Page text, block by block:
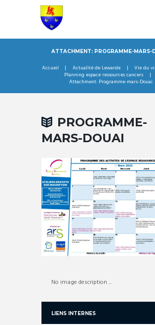
ATTACHMENT: PROGRAMME-MARS-
Accueil Actualité de Lewarde
Vie du
Planning espace ressources cancers
Attachment: Programme-mars-Douai
PROGRAMME-
MARS-DOUAI
No image description ...
LIENS INTERNES